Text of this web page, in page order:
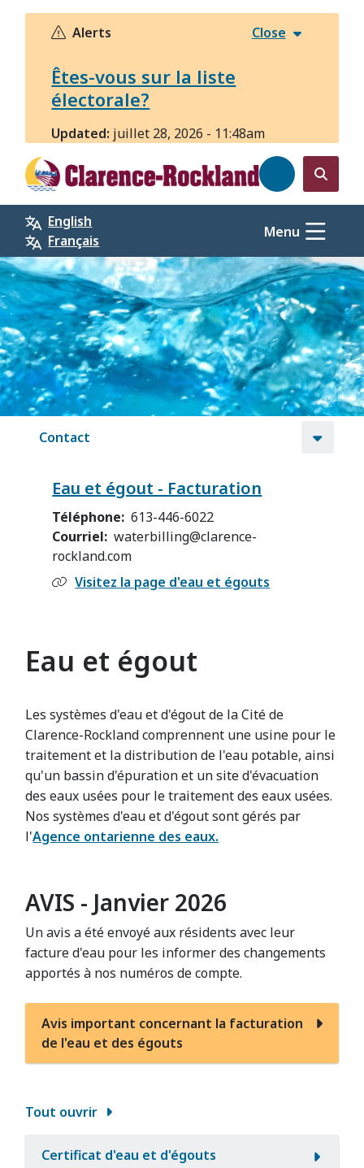
Aller
principal
Alerts Close
Êtes-vous sur la liste
électorale?
Updated: juillet 28, 2026 - 11:48am
Open
the
search
form
English
Français
Menu
Contact
Eau et égout - Facturation
Téléphone
613-446-6022
Courriel
waterbilling@clarence-
rockland.com
Visitez la page d'eau et égouts
Eau et égout
Les systèmes d'eau et d'égout de la Cité de
Clarence-Rockland comprennent une usine pour le
traitement et la distribution de l'eau potable, ainsi
qu'un bassin d'épuration et un site d'évacuation
des eaux usées pour le traitement des eaux usées.
Nos systèmes d'eau et d'égout sont gérés par
l'Agence ontarienne des eaux.
AVIS - Janvier 2026
Un avis a été envoyé aux résidents avec leur
facture d'eau pour les informer des changements
apportés à nos numéros de compte.
Avis important concernant la facturation
de l'eau et des égouts
Tout ouvrir
Certificat d'eau et d'égouts